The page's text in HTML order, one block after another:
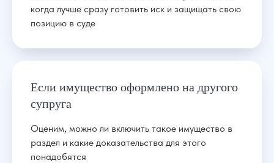
когда лучше сразу готовить иск и защищать свою
позицию в суде
Если имущество оформлено на другого
супруга
Оценим, можно ли включить такое имущество в
раздел и какие доказательства для этого
понадобятся